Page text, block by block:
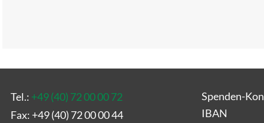
Tel.: +49 (40) 72 00 00 72
Fax: +49 (40) 72 00 00 44
Spenden-
IBAN